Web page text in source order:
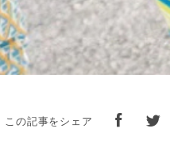
この記事をシェア